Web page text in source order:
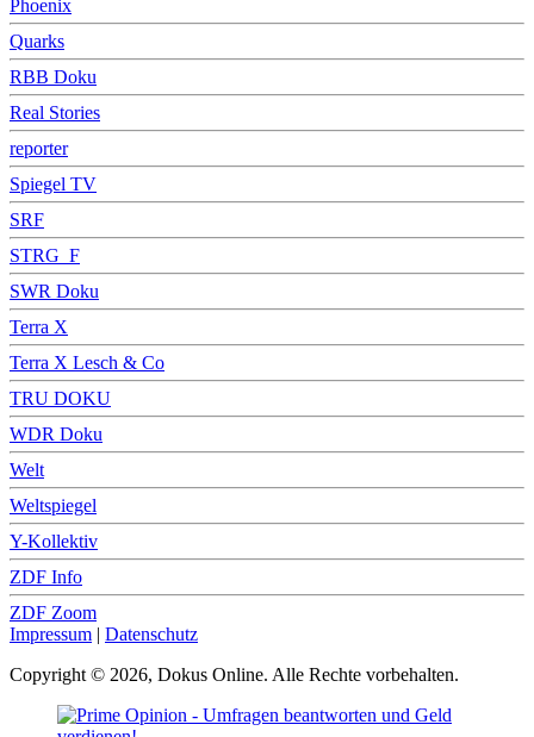
Phoenix
Quarks
RBB Doku
Real Stories
reporter
Spiegel TV
SRF
STRG_F
SWR Doku
Terra X
Terra X Lesch & Co
TRU DOKU
WDR Doku
Welt
Weltspiegel
Y-Kollektiv
ZDF Info
ZDF Zoom
Impressum | Datenschutz
Copyright © 2026, Dokus Online. Alle Rechte vorbehalten.